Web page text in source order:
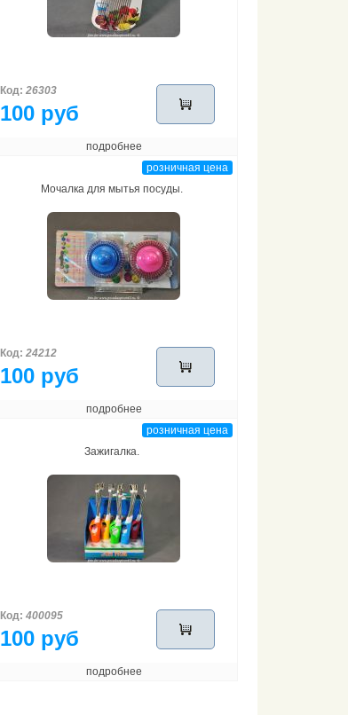
Код: 26303
100 руб
подробнее
розничная цена
Мочалка для мытья посуды.
Код: 24212
100 руб
подробнее
розничная цена
Зажигалка.
Код: 400095
100 руб
подробнее